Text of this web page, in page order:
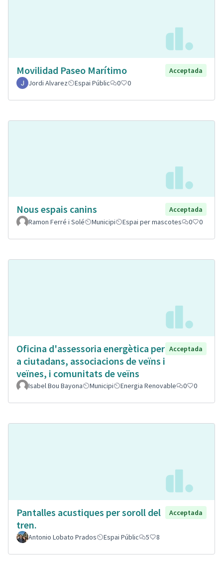
Movilidad Paseo Marítimo
Acceptada
Jordi Alvarez
Espai Públic 0 0
Nous espais canins
Acceptada
Ramon Ferré i Solé
Municipi Espai per mascotes 0 0
Oficina d'assessoria energètica per
a ciutadans, associacions de veïns i
veïnes, i comunitats de veïns
Acceptada
Isabel Bou Bayona Municipi Energia Renovable 0 0
Pantalles acustiques per soroll del
tren.
Acceptada
Antonio Lobato Prados Espai Públic 5 8